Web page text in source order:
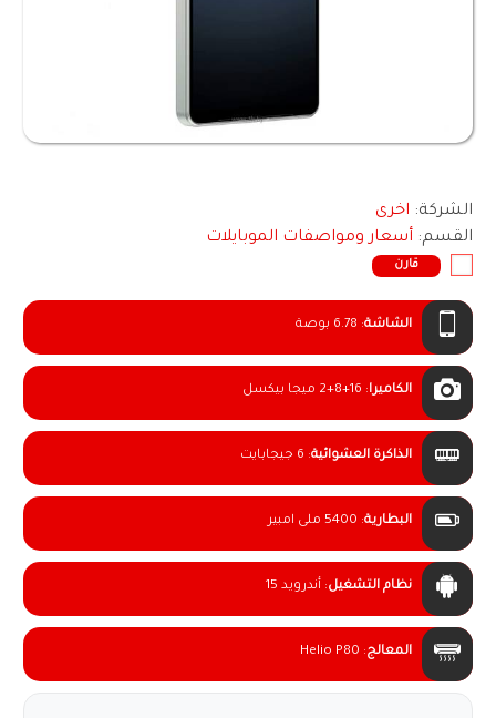
الشركة: اخرى
القسم: أسعار ومواصفات الموبايلات
قارن
الشاشة: 6.78 بوصة
الكاميرا: 2+8+16 ميجا بيكسل
الذاكرة العشوائية: 6 جيجابايت
البطارية: 5400 ملى امبير
نظام التشغيل: أندرويد 15
المعالج:
Helio P80